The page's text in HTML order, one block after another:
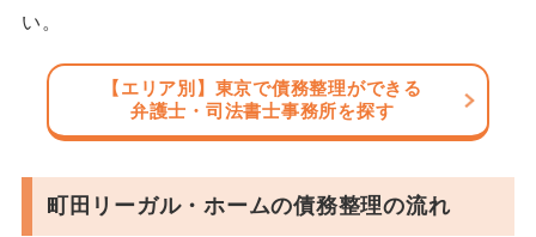
い。
【エリア別】東京で債務整理ができる
弁護士・司法書士事務所を探す
町田リーガル・ホームの債務整理の流れ